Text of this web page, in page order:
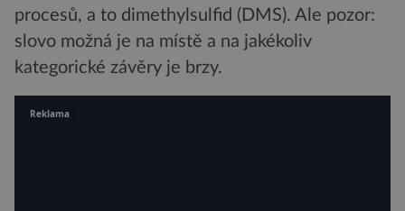
procesů, a to dimethylsulfid (DMS). Ale pozor:
slovo možná je na místě a na jakékoliv
kategorické závěry je brzy.
Reklama